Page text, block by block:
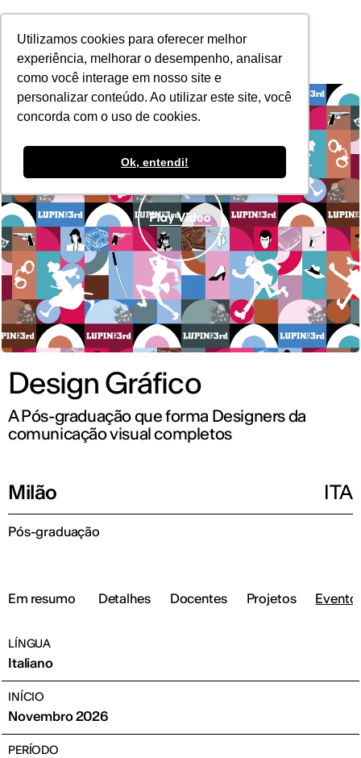
Utilizamos cookies para oferecer melhor
experiência, melhorar o desempenho, analisar
como você interage em nosso site e
personalizar conteúdo. Ao utilizar este site, você
concorda com o uso de cookies.
Ok, entendi!
POR
Design Gráfico
A Pós-graduação que forma Designers da
comunicação visual completos
Milão ITA
Pós-graduação
Em resumo Detalhes Docentes Projetos
LÍNGUA
Italiano
INÍCIO
Novembro 2026
PERÍODO